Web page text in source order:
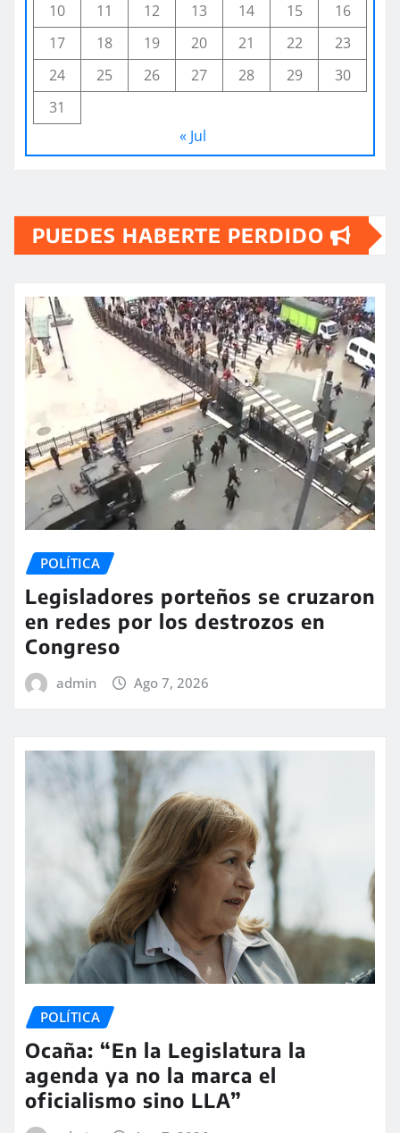
10
11 12 13 14 15
16
17
18 19 20 21 22
23
24
25 26 27 28 29
30
31
« Jul
PUEDES HABERTE PERDIDO
POLÍTICA
Legisladores porteños se cruzaron
en redes por los destrozos en
Congreso
admin Ago 7, 2026
POLÍTICA
Ocaña: “En la Legislatura la
agenda ya no la marca el
oficialismo sino LLA”